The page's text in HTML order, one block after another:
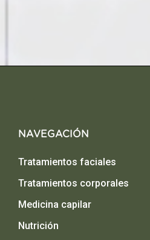
NAVEGACIÓN
Tratamientos faciales
Tratamientos corporales
Medicina capilar
Nutrición